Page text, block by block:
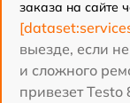
заказа на сайте
выезде, если
и сложного
привезет